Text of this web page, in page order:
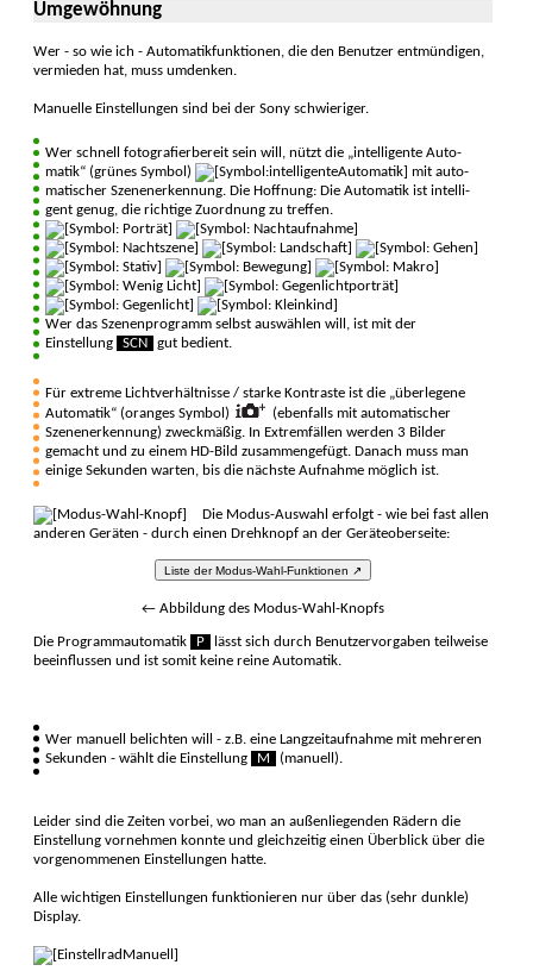
Umgewöhnung
Wer - so wie ich - Automatik­funktionen, die den Be­nutzer ent­mündigen,
vermie­den hat, muss umdenken.
Manuelle Einstellungen sind bei der Sony schwie­riger.
Wer schnell foto­grafier­bereit sein will, nützt die „intelli­gente Auto­
matik“ (grünes Symbol)
mit auto­
matischer Szenen­erkennung. Die Hoffnung: Die Auto­matik ist intelli­
gent genug, die richtige Zuord­nung zu treffen.
Wer das Szenenprogramm selbst auswählen will, ist mit der
Einstellung
SCN gut bedient.
Für extreme Licht­verhält­nisse / starke Kon­traste ist die „über­legene
Auto­matik“ (oranges Sym­bol)
(ebenfalls mit auto­matischer
Szenen­erkennung) zweck­mäßig. In Extrem­fällen werden 3 Bilder
gemacht und zu einem HD-Bild zusammen­gefügt. Danach muss man
einige Se­kunden warten, bis die nächste Auf­nahme mög­lich ist.
Die Modus-Auswahl erfolgt - wie bei fast allen
anderen Geräten - durch einen Dreh­knopf an der Geräte­ober­seite:
Liste der Modus-Wahl-Funktionen ↗
← Abbildung des Modus-Wahl-Knopfs
Die Programm­auto­matik P
lässt sich durch Be­nutzer­vorgaben teil­weise
be­einflus­sen und ist so­mit keine reine Auto­matik.
Wer manuell belichten will - z.B. eine Lang­zeitauf­nahme mit mehre­ren
Se­kunden - wählt die Ein­stellung
M (manuell).
Leider sind die Zeiten vorbei, wo man an außen­liegenden Rädern die
Einstellung vor­nehmen konnte und gleich­zeitig einen Über­blick über die
vorge­nommenen Ein­stellun­gen hatte.
Alle wichtigen Ein­stellun­gen funktio­nieren nur über das (sehr dunkle)
Display.